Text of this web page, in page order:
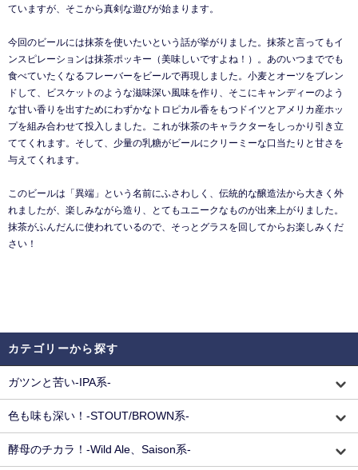
ていますが、そこから真剣な遊びが始まります。
今回のビールには抹茶を使いたいという話が挙がりました。抹茶と言ってもイ
ンスピレーションは抹茶ポッキー（美味しいですよね！）。あのいつまででも
食べていたくなるフレーバーをビールで再現しました。小麦とオーツをブレン
ドして、ビスケットのような滋味深い風味を作り、そこにキャンディーのよう
な甘い香りを出すためにわずかなトロピカル香をもつドイツとアメリカ産ホッ
プを組み合わせて投入しました。これが抹茶のキャラクターをしっかり引き立
ててくれます。そして、少量の乳糖がビールにクリーミーな口当たりと甘さを
与えてくれます。
このビールは「異端」という名前にふさわしく、伝統的な醸造法から大きく外
れましたが、楽しみながら造り、とてもユニークなものが出来上がりました。
抹茶がふんだんに使われているので、そっとグラスを回してからお楽しみくだ
さい！
カテゴリーから探す
ガツンと苦い-IPA系-
色も味も深い！-STOUT/BROWN系-
酵母のチカラ！-Wild Ale、Saison系-